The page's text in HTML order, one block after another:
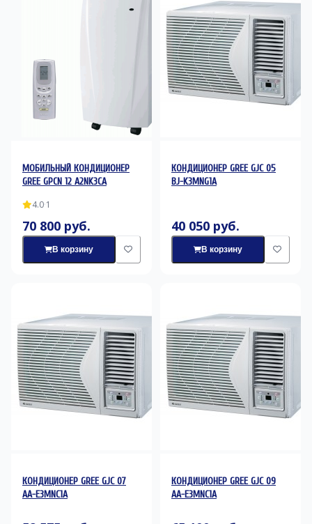
МОБИЛЬНЫЙ КОНДИЦИОНЕР
GREE GPCN 12 A2NK3CA
4.0·1
70 800 руб.
В корзину
КОНДИЦИОНЕР GREE GJC 05
BJ-K3MNG1A
40 050 руб.
В корзину
КОНДИЦИОНЕР GREE GJC 07
AA-E3MNC1A
КОНДИЦИОНЕР GREE GJC 09
AA-E3MNC1A